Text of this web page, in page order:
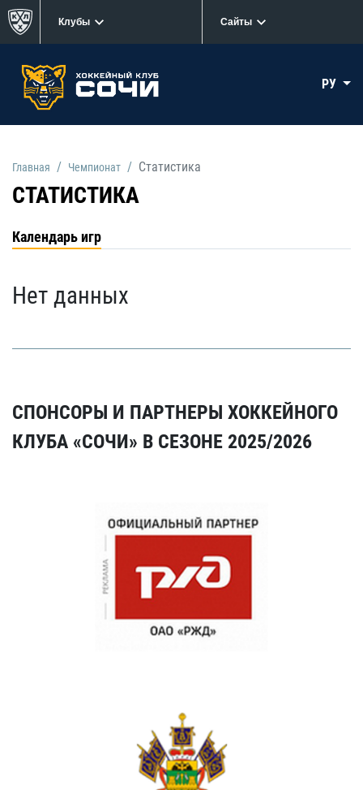
Клубы Сайты
РУ
Главная Чемпионат Статистика
СТАТИСТИКА
Календарь игр
Нет данных
СПОНСОРЫ И ПАРТНЕРЫ ХОККЕЙНОГО
КЛУБА «СОЧИ» В СЕЗОНЕ 2025/2026